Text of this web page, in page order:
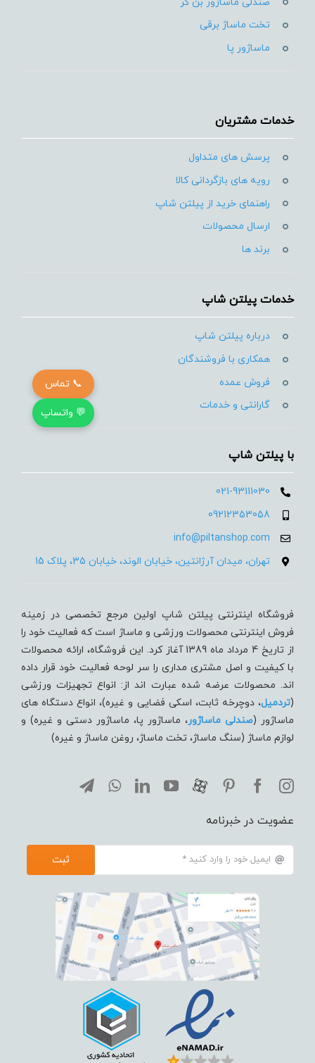
تخت ماساژ برقی
ماساژور پا
خدمات مشتریان
پرسش های متداول
رویه های بازگردانی کالا
راهنمای خرید از پیلتن شاپ
ارسال محصولات
برند ها
خدمات پیلتن شاپ
درباره پیلتن شاپ
همکاری با فروشندگان
فروش عمده
گارانتی و خدمات
با پیلتن شاپ
021-93111030
09212353058
info@piltanshop.com
تهران، میدان آرژانتین، خیابان الوند، خیابان 35، پلاک 15
فروشگاه اینترنتی پیلتن شاپ اولین مرجع تخصصی در زمینه
فروش اینترنتی محصولات ورزشی و ماساژ است که فعالیت خود را
از تاریخ 4 مرداد ماه 1389 آغاز کرد. این فروشگاه، ارائه محصولات
با کیفیت و اصل مشتری مداری را سر لوحه فعالیت خود قرار داده
اند. محصولات عرضه شده عبارت اند از: انواع تجهیزات ورزشی
(تردميل، دوچرخه ثابت، اسکی فضایی و غیره)، انواع دستگاه های
ماساژور (صندلی ماساژور، ماساژور پا، ماساژور دستی و غیره) و
لوازم ماساژ (سنگ ماساژ، تخت ماساژ، روغن ماساژ و غیره)
عضویت در خبرنامه
ثبت
📞 تماس
💬 واتساپ